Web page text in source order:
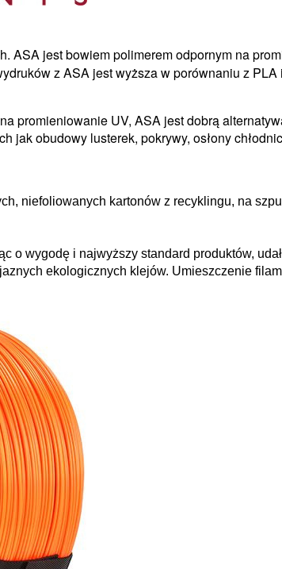
ASA jest bowiem polimerem odpornym na
z ASA jest wyższa w porównaniu z PLA
promieniowanie UV, ASA jest dobrą
jak obudowy lusterek, pokrywy, osłony
niefoliowanych kartonów z recyklingu, na
o wygodę i najwyższy standard produktów,
ekologicznych klejów. Umieszczenie